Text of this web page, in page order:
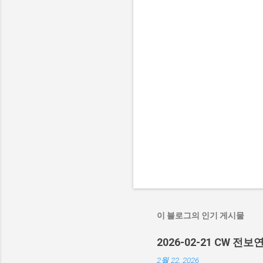
이 블로그의 인기 게시물
2026-02-21 CW 전보
2월 22, 2026